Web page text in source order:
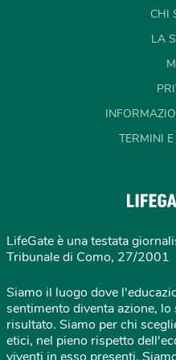
CHI
LA
TERMINI
LifeGate è una testata
Tribunale di Como, 27/2001
Siamo il luogo dove
sentimento diventa azione,
risultato. Siamo per chi
etici, nel pieno rispetto
viventi in esso presenti.